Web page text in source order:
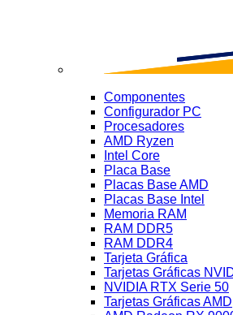
Componentes
Configurador PC
Procesadores
AMD Ryzen
Intel Core
Placa Base
Placas Base AMD
Placas Base Intel
Memoria RAM
RAM DDR5
RAM DDR4
Tarjeta Gráfica
Tarjetas Gráficas
NVIDIA RTX Serie 50
Tarjetas Gráficas AMD